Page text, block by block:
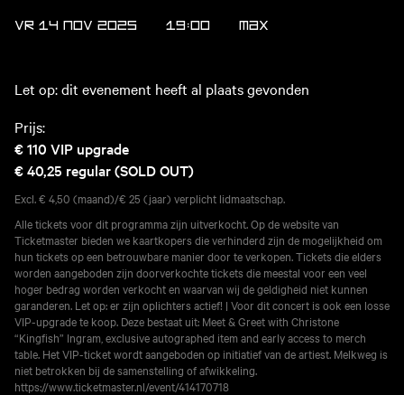
VR 14 NOV 2025 19:00 MAX
Let op: dit evenement heeft al plaats gevonden
Prijs:
€ 110 VIP upgrade
€ 40,25 regular (SOLD OUT)
Excl. € 4,50 (maand)/€ 25 (jaar) verplicht lidmaatschap.
Alle tickets voor dit programma zijn uitverkocht. Op de website van
Ticketmaster bieden we kaartkopers die verhinderd zijn de mogelijkheid om
hun tickets op een betrouwbare manier door te verkopen. Tickets die elders
worden aangeboden zijn doorverkochte tickets die meestal voor een veel
hoger bedrag worden verkocht en waarvan wij de geldigheid niet kunnen
garanderen. Let op: er zijn oplichters actief! | Voor dit concert is ook een losse
VIP-upgrade te koop. Deze bestaat uit: Meet & Greet with Christone
“Kingfish” Ingram, exclusive autographed item and early access to merch
table. Het VIP-ticket wordt aangeboden op initiatief van de artiest. Melkweg is
niet betrokken bij de samenstelling of afwikkeling.
https://www.ticketmaster.nl/event/414170718